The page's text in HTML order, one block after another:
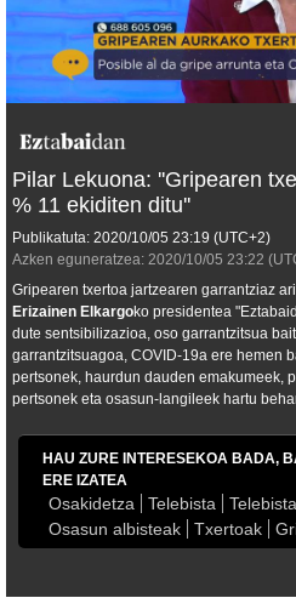
Pilar Lekuona: ''Gripearen
% 11 ekiditen ditu''
Publikatuta: 2020/10/05 23:19 (UTC+2)
Azken eguneratzea: 2020/10/05 23:22
Gripearen txertoa jartzearen garrantziaz
Erizainen Elkargoko presidentea
dute sentsibilizazioa, oso garrantzitsua
garrantzitsuagoa, COVID-19a ere hemen
pertsonek, haurdun dauden emakumeek,
pertsonek eta osasun-langileek hartu
HAU ZURE INTERESEKOA BADA,
ERE IZATEA
Osakidetza Telebista
Osasun albisteak
Txertoak